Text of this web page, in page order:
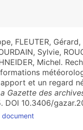
FLEUTER, Gérard,
Sylvie,
Michel.
et un regard
Gazette des
DOI 10.3406/
document